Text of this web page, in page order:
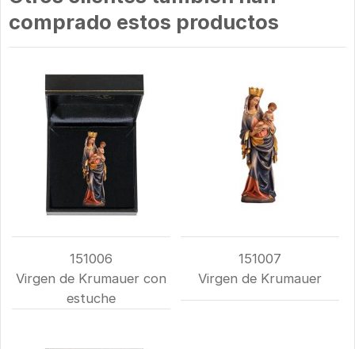
comprado estos productos
151006
Virgen de Krumauer con
estuche
151007
Virgen de Krumauer